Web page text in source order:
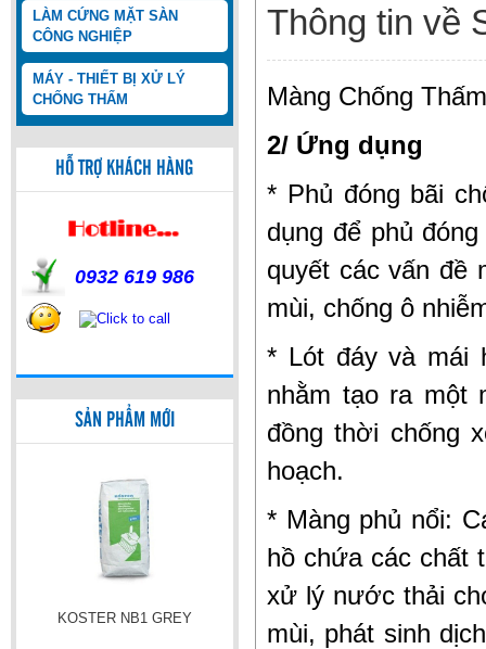
LÀM CỨNG MẶT SÀN
CÔNG NGHIỆP
MÁY - THIẾT BỊ XỬ LÝ
CHỐNG THẤM
HỖ TRỢ KHÁCH HÀNG
0932 619 986
SẢN PHẨM MỚI
TECMADRY MILENIUM
TECMADRY
Thông tin về
Màng Chống
2/ Ứng dụng
* Phủ đóng bãi
dụng để phủ
quyết các vấn đề
mùi, chống ô
* Lót đáy và mái
nhằm tạo ra một
đồng thời chống
hoạch.
* Màng phủ nổi:
hồ chứa các chất
xử lý nước thải
mùi, phát sinh